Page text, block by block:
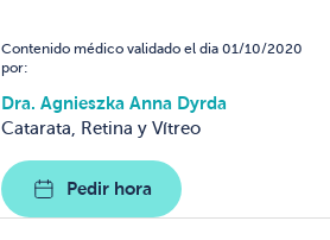
Contenido médico validado el dia 01/10/2020
por:
Dra. Agnieszka Anna Dyrda
Catarata, Retina y Vítreo
Pedir hora